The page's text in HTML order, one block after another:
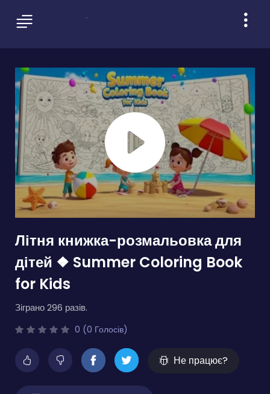
Літня книжка-розмальовка для
дітей ❖ Summer Coloring Book
for Kids
Зіграно 296 разів.
0 (0 Голосів)
Не працює?